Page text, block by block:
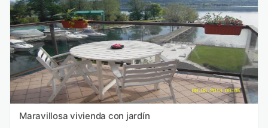
Maravillosa vivienda con jardín